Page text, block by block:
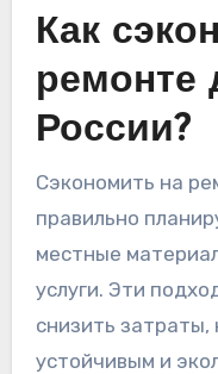
Как
ремонте
России?
Сэкономить на
правильно
местные
услуги. Эти
снизить затраты,
устойчивым и